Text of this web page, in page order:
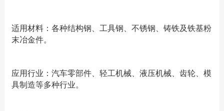
适用材料：各种结构钢、工具钢、不锈钢、铸铁及铁基粉
末冶金件。
应用行业：汽车零部件、轻工机械、液压机械、齿轮、模
具制造等多种行业。